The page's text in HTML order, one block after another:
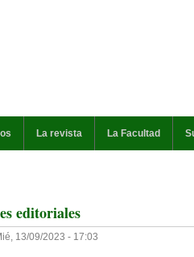
La revista La Facultad
editoriales
13/09/2023 - 17:03